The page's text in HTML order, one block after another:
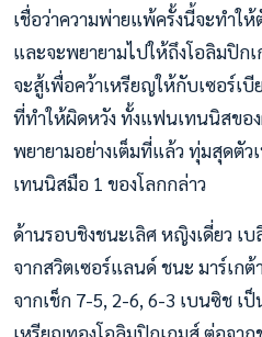
เชื่อว่าความพ่ายแพ้ครั้งนี้จะทำใ
และจะพยายามไปให้ถึงโอลิมปิก
จะสู้เพื่อคว้าเหรียญให้กับเซอร์
ที่ทำให้ผิดหวัง ทั้งแฟนเทนนิสขอ
พยายามอย่างเต็มที่แล้ว ทุ่มสุดตั
เทนนิสมือ 1 ของโลกกล่าว
ด้านรอบชิงชนะเลิศ หญิงเดี่ยว เ
จากสวิตเซอร์แลนด์ ชนะ มาร์เกต้
จากเช็ก 7-5, 2-6, 6-3 เบนซิช